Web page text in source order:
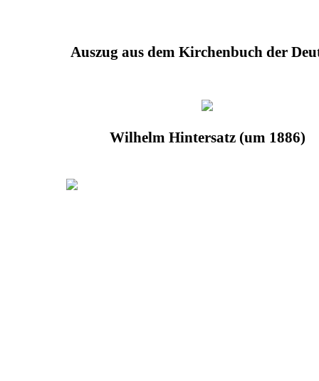
Auszug aus dem Kirchenbuch der
Wilhelm Hintersatz (um 1886)